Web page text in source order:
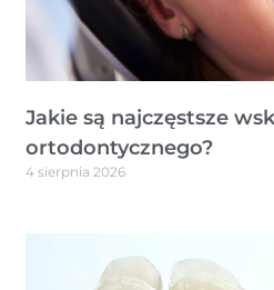
Jakie są najczęstsze
ortodontycznego?
4 sierpnia 2026